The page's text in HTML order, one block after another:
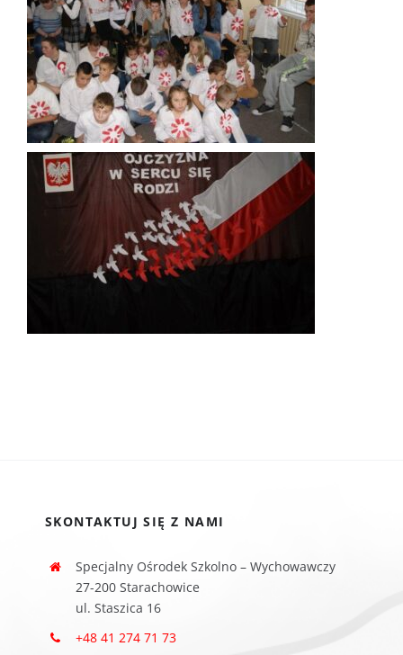
SKONTAKTUJ SIĘ Z NAMI
Specjalny Ośrodek Szkolno – Wychowawczy
27-200 Starachowice
ul. Staszica 16
+48 41 274 71 73